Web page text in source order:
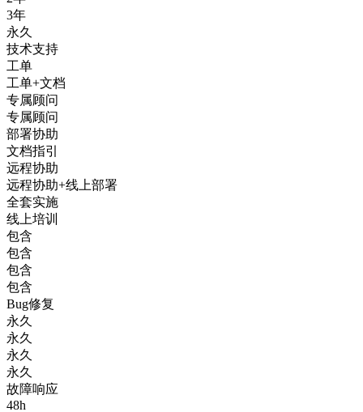
3年
永久
技术支持
工单
工单+文档
专属顾问
专属顾问
部署协助
文档指引
远程协助
远程协助+线上部署
全套实施
线上培训
包含
包含
包含
包含
Bug修复
永久
永久
永久
永久
故障响应
48h